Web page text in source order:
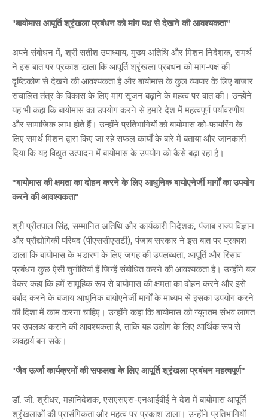
"बायोमास आपूर्ति श्रृंखला प्रबंधन को मांग पक्ष से देखने की आवश्यकता"
अपने संबोधन में, श्री सतीश उपाध्याय, मुख्य अतिथि और मिशन निदेशक, समर्थ
ने इस बात पर प्रकाश डाला कि आपूर्ति श्रृंखला प्रबंधन को मांग-पक्ष की
दृष्टिकोण से देखने की आवश्यकता है और बायोमास के कुल व्यापार के लिए बाजार
संचालित तंत्र के विकास के लिए मांग सृजन बढ़ाने के महत्व पर बात की। उन्होंने
यह भी कहा कि बायोमास का उपयोग करने से हमारे देश में महत्वपूर्ण पर्यावरणीय
और सामाजिक लाभ होते हैं। उन्होंने प्रतिभागियों को बायोमास को-फायरिंग के
लिए समर्थ मिशन द्वारा किए जा रहे सफल कार्यों के बारे में बताया और जानकारी
दिया कि यह विद्युत उत्पादन में बायोमास के उपयोग को कैसे बढ़ा रहा है।
"बायोमास की क्षमता का दोहन करने के लिए आधुनिक बायोएनेर्जी मार्गों का उपयोग
करने की आवश्यकता"
श्री प्रीतपाल सिंह, सम्मानित अतिथि और कार्यकारी निदेशक, पंजाब राज्य विज्ञान
और प्रौद्योगिकी परिषद (पीएससीएसटी), पंजाब सरकार ने इस बात पर प्रकाश
डाला कि बायोमास के भंडारण के लिए जगह की उपलब्धता, आपूर्ति और रिसाव
प्रबंधन कुछ ऐसी चुनौतियां हैं जिन्हें संबोधित करने की आवश्यकता है। उन्होंने बल
देकर कहा कि हमें सामूहिक रूप से बायोमास की क्षमता का दोहन करने और इसे
बर्बाद करने के बजाय आधुनिक बायोएनेर्जी मार्गों के माध्यम से इसका उपयोग करने
की दिशा में काम करना चाहिए। उन्होंने कहा कि बायोमास को न्यूनतम संभव लागत
पर उपलब्ध कराने की आवश्यकता है, ताकि यह उद्योग के लिए आर्थिक रूप से
व्यवहार्य बन सके।
"जैव ऊर्जा कार्यक्रमों की सफलता के लिए आपूर्ति श्रृंखला प्रबंधन महत्वपूर्ण"
डॉ. जी. श्रीधर, महानिदेशक, एसएसएस-एनआईबीई ने देश में बायोमास आपूर्ति
श्रृंखलाओं की प्रासंगिकता और महत्व पर प्रकाश डाला। उन्होंने प्रतिभागियों